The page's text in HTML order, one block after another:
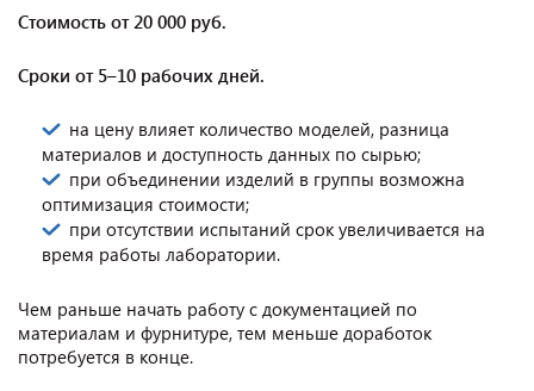
Стоимость от 20 000 руб.
Сроки от 5–10 рабочих дней.
на цену влияет количество моделей, разница
материалов и доступность данных по сырью;
при объединении изделий в группы возможна
оптимизация стоимости;
при отсутствии испытаний срок увеличивается на
время работы лаборатории.
Чем раньше начать работу с документацией по
материалам и фурнитуре, тем меньше доработок
потребуется в конце.